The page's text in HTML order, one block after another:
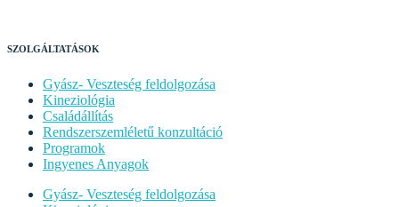
SZOLGÁLTATÁSOK
Gyász- Veszteség feldolgozása
Kineziológia
Családállítás
Rendszerszemléletű konzultáció
Programok
Ingyenes Anyagok
Gyász- Veszteség feldolgozása